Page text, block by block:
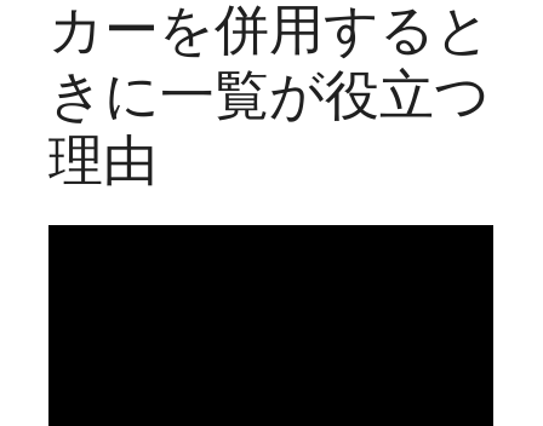
カーを併用すると
きに一覧が役立つ
理由